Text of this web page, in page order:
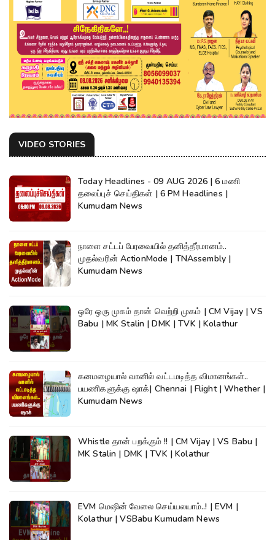
VIDEO STORIES
Today Headlines - 09 AUG 2026 | 6 மணி
தலைப்புச் செய்திகள் | 6 PM Headlines |
Kumudam News
நாளை சட்டப் பேரவையில் தனித்தீர்மானம்..
முதல்வரின் ActionMode | TNAssembly |
Kumudam News
ஒரே ஒரு முகம் தான் வெற்றி முகம் | CM Vijay | VS
Babu | MK Stalin | DMK | TVK | Kolathur
கனமழையால் வானில் வட்டமடித்த விமானங்கள்..
பயணிகளுக்கு ஷாக்| Chennai | Flight | Whether |
Kumudam News
Whistle தான் பறக்கும் !! | CM Vijay | VS Babu |
MK Stalin | DMK | TVK | Kolathur
EVM மெஷின் வேலை செய்யலயாம்..! | EVM |
Kolathur | VSBabu Kumudam News